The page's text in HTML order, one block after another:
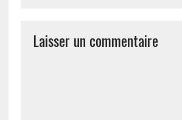
Laisser un commentaire